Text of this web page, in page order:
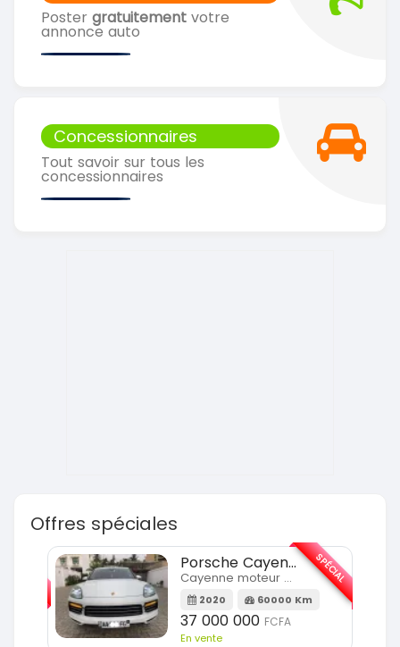
Poster gratuitement votre
annonce auto
Concessionnaires
Tout savoir sur tous les
concessionnaires
Offres spéciales
Porsche Cayenne
Cayenne moteur v6
2020 60000 Km
37 000 000 FCFA
En vente
SPÉCIAL